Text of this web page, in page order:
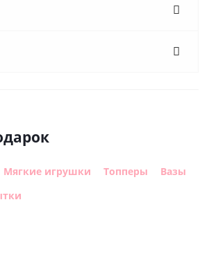
Мягкие игрушки Топперы
Вазы